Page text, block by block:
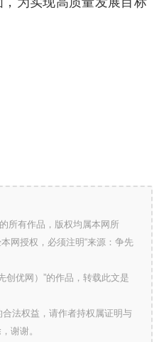
所有作品，版权均属本网所
网授权，必须注明“来源：争先
创优网）”的作品，转载此文是
法权益，请作者持权属证明与
谢谢。